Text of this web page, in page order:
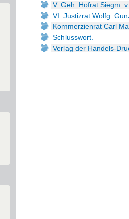
V. Geh. Hofrat Siegm.
VI. Justizrat Wolfg.
Kommerzienrat Carl
Schlusswort.
Verlag der Handels-